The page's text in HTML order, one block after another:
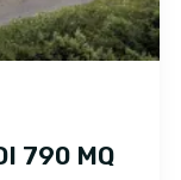
790 MQ